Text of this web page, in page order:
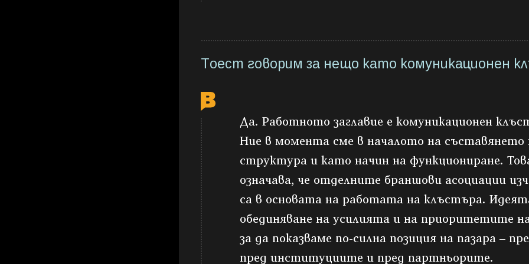
Тоест говорим за нещо като комуникационен
Да. Работното заглавие е комуникационен
Ние в момента сме в началото на
структура и като начин на функциониране.
означава, че отделните браншови асоциации
са в основата на работата на клъстъра.
обединяване на усилията и на приоритетите
за да показваме по-силна позиция на пазара –
пред институциите и пред партньорите.